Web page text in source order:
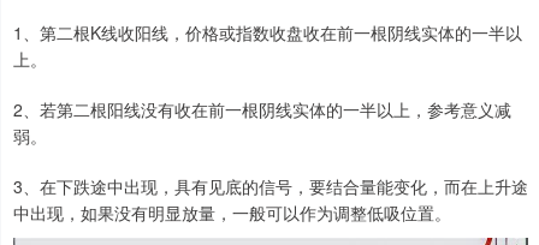
1、第二根K线收阳线，价格或指数收盘收在前一根阴线实体的一半以
上。
2、若第二根阳线没有收在前一根阴线实体的一半以上，参考意义减
弱。
3、在下跌途中出现，具有见底的信号，要结合量能变化，而在上升途
中出现，如果没有明显放量，一般可以作为调整低吸位置。